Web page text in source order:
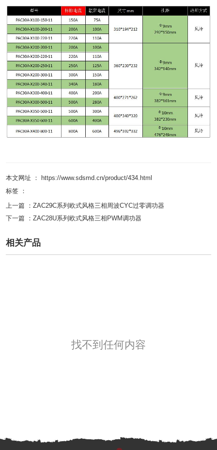
本文网址 ： https://www.sdsmd.cn/product/434.html
标签 ：
上一篇 ： ZAC29C系列欧式风格三相周波CYC过零调功器
下一篇 ： ZAC28U系列欧式风格三相PWM调功器
相关产品
找不到任何内容